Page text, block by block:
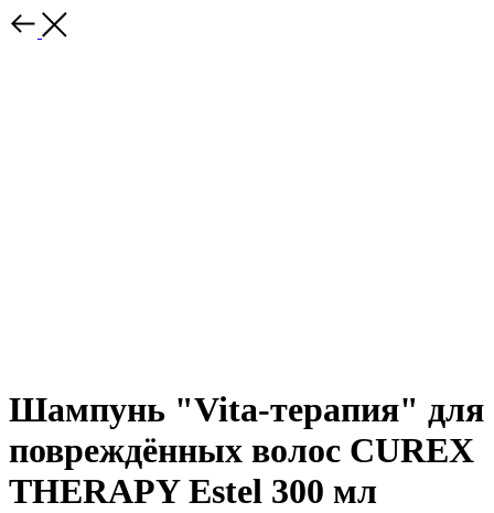
Шампунь "Vita-терапия" для
повреждённых волос CUREX
THERAPY Estel 300 мл